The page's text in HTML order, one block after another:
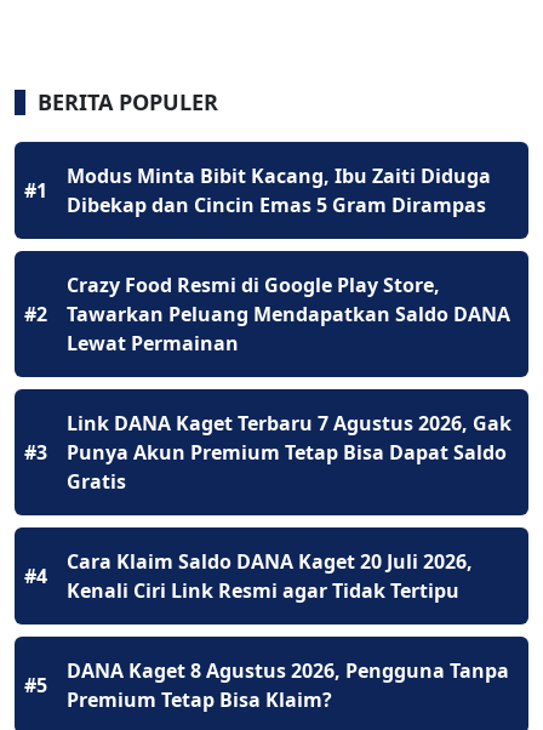
BERITA POPULER
#1
Modus Minta Bibit Kacang, Ibu Zaiti Diduga
Dibekap dan Cincin Emas 5 Gram Dirampas
#2
Crazy Food Resmi di Google Play Store,
Tawarkan Peluang Mendapatkan Saldo DANA
Lewat Permainan
#3
Link DANA Kaget Terbaru 7 Agustus 2026, Gak
Punya Akun Premium Tetap Bisa Dapat Saldo
Gratis
#4
Cara Klaim Saldo DANA Kaget 20 Juli 2026,
Kenali Ciri Link Resmi agar Tidak Tertipu
#5
DANA Kaget 8 Agustus 2026, Pengguna Tanpa
Premium Tetap Bisa Klaim?